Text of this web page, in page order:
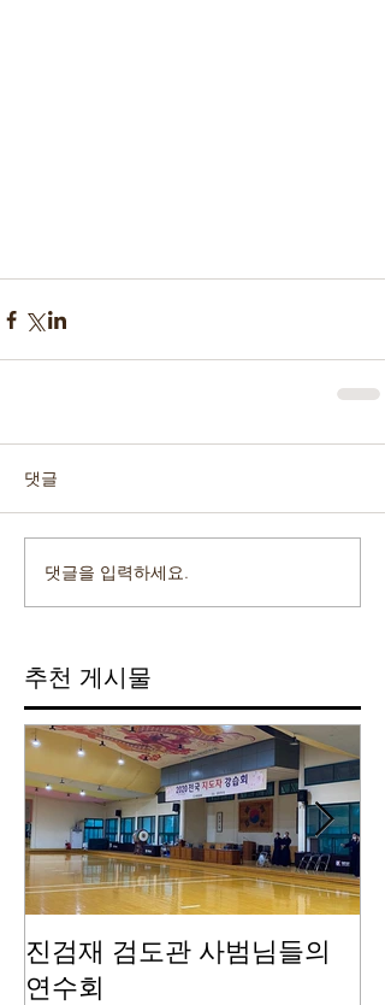
댓글
댓글을 입력하세요.
추천 게시물
진검재 검도관 사범님들의
연수회